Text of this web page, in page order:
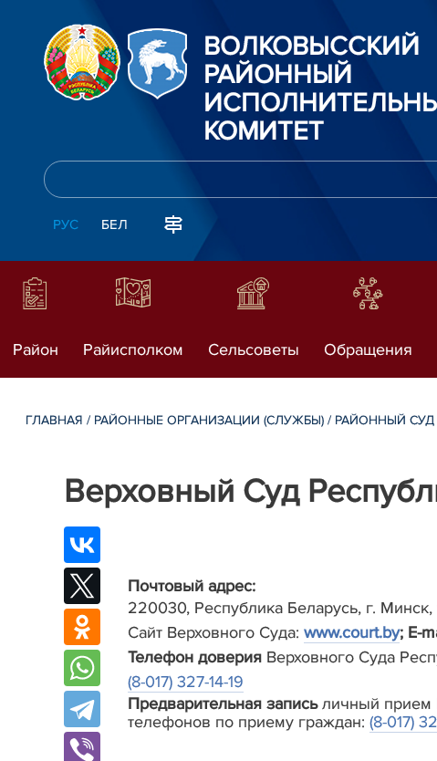
ВОЛКОВЫССКИЙ
РАЙОННЫЙ
КОМИТЕТ
РУС БЕЛ
Район Райисполком Сельсоветы Обращения
ГЛАВНАЯ / РАЙОННЫЕ ОРГАНИЗАЦИИ (СЛУЖБЫ) / РАЙОННЫЙ СУД
Верховный Суд
Почтовый адрес:
220030, Республика Беларусь, г.
Сайт Верховного Суда: www.court.by; E-
Телефон доверия Верховного Суда
(8-017) 327-14-19
Предварительная записьличный прием
телефонов по приему граждан: (8-017)